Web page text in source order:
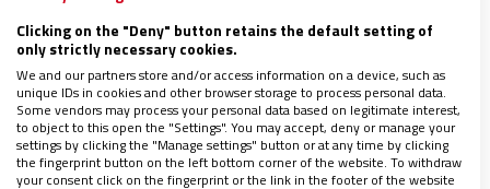
pontificado que, lejos de agotarse, apuntala a
cada paso “el sueño de Pablo VI”.
Clicking on the "Deny" button retains the default setting of
only strictly necessary cookies.
We and our partners store and/or access information on a device, such as
unique IDs in cookies and other browser storage to process personal data.
Some vendors may process your personal data based on legitimate interest,
to object to this open the "Settings". You may accept, deny or manage your
settings by clicking the "Manage settings" button or at any time by clicking
the fingerprint button on the left bottom corner of the website. To withdraw
your consent click on the fingerprint or the link in the footer of the website